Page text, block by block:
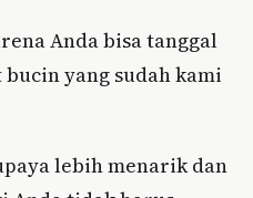
Anda bisa tanggal
yang sudah kami
lebih menarik dan